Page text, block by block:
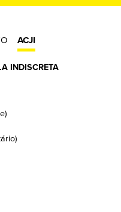
ACJI
INDISCRETA